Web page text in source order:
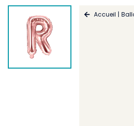
Accueil